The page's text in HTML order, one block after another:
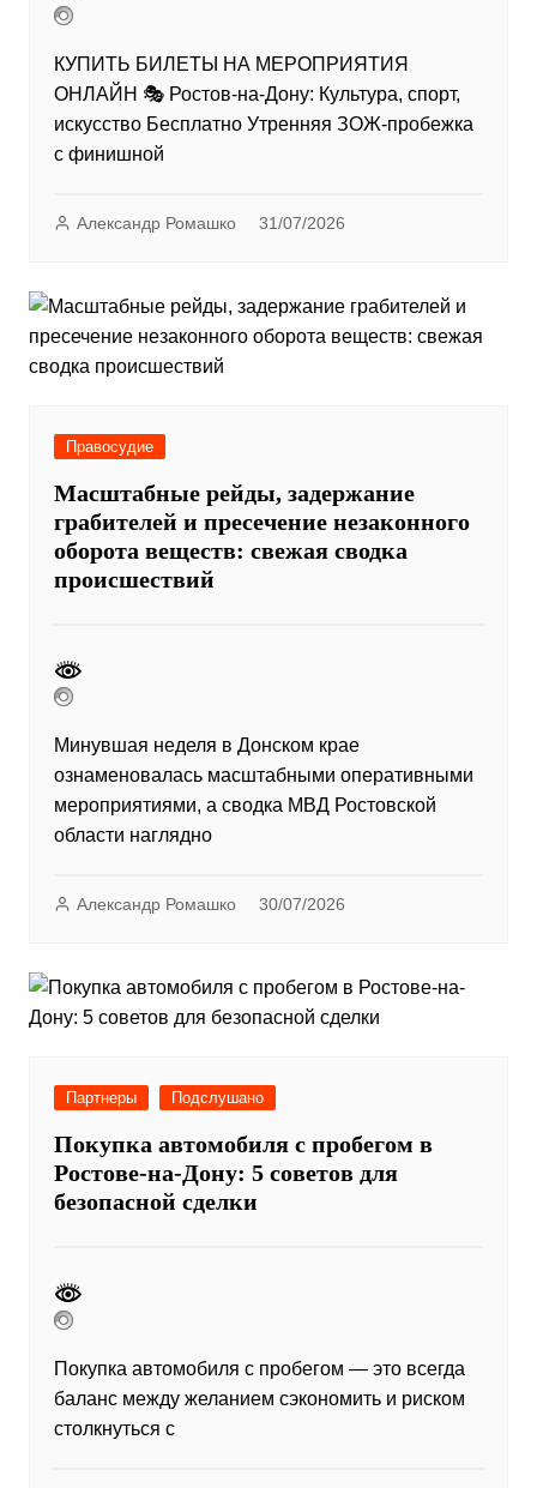
КУПИТЬ БИЛЕТЫ НА МЕРОПРИЯТИЯ
ОНЛАЙН 🎭 Ростов-на-Дону: Культура, спорт,
искусство Бесплатно Утренняя ЗОЖ-пробежка
с финишной
Александр Ромашко 31/07/2026
Правосудие
Масштабные рейды, задержание
грабителей и пресечение незаконного
оборота веществ: свежая сводка
происшествий
Минувшая неделя в Донском крае
ознаменовалась масштабными оперативными
мероприятиями, а сводка МВД Ростовской
области наглядно
Александр Ромашко 30/07/2026
Партнеры Подслушано
Покупка автомобиля с пробегом в
Ростове-на-Дону: 5 советов для
безопасной сделки
Покупка автомобиля с пробегом — это всегда
баланс между желанием сэкономить и риском
столкнуться с